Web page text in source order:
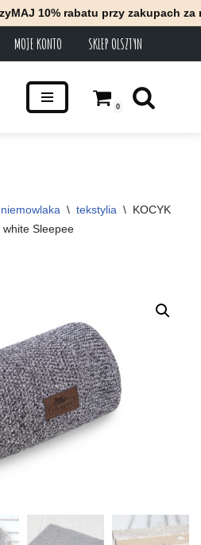
10% rabatu przy zakupach za
MOJE KONTO SKLEP OLSZTYN
0
\ tekstylia \ KOCYK
white Sleepee